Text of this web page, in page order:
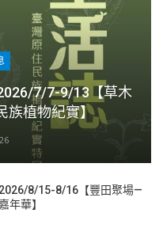
7/7-9/13【草木
族植物紀實】
8/15-8/16【豐田聚場—
年華】